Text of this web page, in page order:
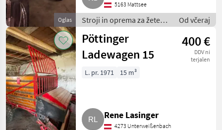
Oglas
5163 Mattsee
Stroji in oprema za žetev
in spravilo / Nakladalna
prikolica
Od včeraj
Pöttinger
Ladewagen 15
400 €
DDV ni
terjalen
L. pr. 1971 15 m³
Rene Lasinger
4273 Unterweißenbach